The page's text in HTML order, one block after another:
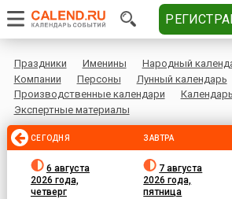
Праздники Именины Народный
Компании
Персоны
Лунный календарь
Производственные календари
Экспертные материалы
СЕГОДНЯ
6 августа
2026 года,
четверг
ЗАВТРА
7 августа
2026 года,
пятница